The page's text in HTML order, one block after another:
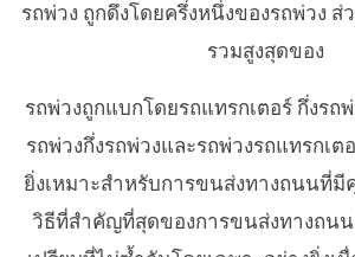
รถพ่วง ถูกดึงโดยครึ่งหนึ่งของรถพ่วง
รวมสูงสุดของ
รถพ่วงถูกแบกโดยรถแทรกเตอร์ กึ่งรถ
รถพ่วงกึ่งรถพ่วงและรถพ่วงรถแทรกเต
ยิ่งเหมาะสำหรับการขนส่งทางถนนที่
วิธีที่สำคัญที่สุดของการขนส่งทางถนน